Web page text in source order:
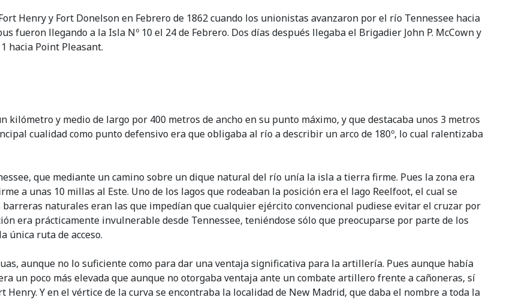
Henry y Fort Donelson en Febrero de 1862 cuando los unionistas avanzaron por el río Tennessee hacia
llegando a la Isla Nº 10 el 24 de Febrero. Dos días después llegaba el Brigadier John P. McCown y
hacia Point Pleasant.
kilómetro y medio de largo por 400 metros de ancho en su punto máximo, y que destacaba unos 3 metros
cualidad como punto defensivo era que obligaba al río a describir un arco de 180º, lo cual ralentizaba
que mediante un camino sobre un dique natural del río unía la isla a tierra firme. Pues la zona era
a unas 10 millas al Este. Uno de los lagos que rodeaban la posición era el lago Reelfoot, el cual se
naturales eran las que impedían que cualquier ejército convencional pudiese evitar el cruzar por
era prácticamente invulnerable desde Tennessee, teniéndose sólo que preocuparse por parte de los
única ruta de acceso.
aunque no lo suficiente como para dar una ventaja significativa para la artillería. Pues aunque había
un poco más elevada que aunque no otorgaba ventaja ante un combate artillero frente a cañoneras, sí
Y en el vértice de la curva se encontraba la localidad de New Madrid, que daba el nombre a toda la